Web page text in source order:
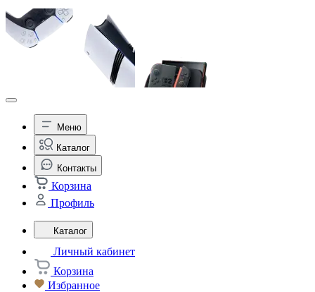
Меню
Каталог
Контакты
Корзина
Профиль
Каталог
Личный кабинет
Корзина
Избранное